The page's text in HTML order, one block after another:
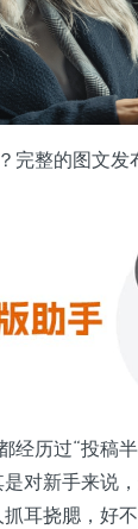
？完整的图文发
经历过“投稿
对新手来说
耳挠腮，好